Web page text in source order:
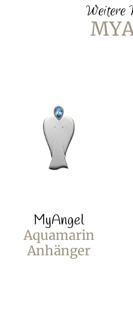
Weitere
MyAngel
Aquamarin
Anhänger